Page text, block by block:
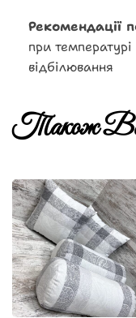
Рекомендації
при
відбілювання
Також Вам